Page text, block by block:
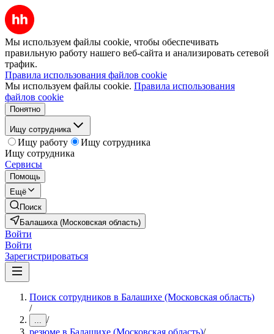
Мы используем файлы cookie, чтобы обеспечивать
правильную работу нашего веб-сайта и анализировать сетевой
трафик.
Правила использования файлов cookie
Мы используем файлы cookie. Правила использования
файлов cookie
Понятно
Ищу сотрудника
Ищу работу
Ищу сотрудника
Ищу сотрудника
Сервисы
Помощь
Ещё
Поиск
Балашиха (Московская область)
Войти
Войти
Зарегистрироваться
Поиск сотрудников в Балашихе (Московская область)
/
... /
резюме в Балашихе (Московская область)/